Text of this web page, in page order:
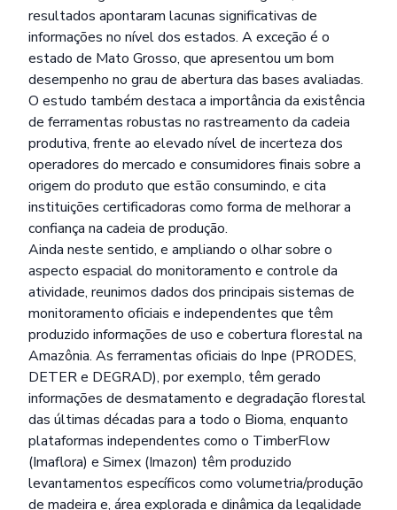
resultados apontaram lacunas significativas de
informações no nível dos estados. A exceção é o
estado de Mato Grosso, que apresentou um bom
desempenho no grau de abertura das bases avaliadas.
O estudo também destaca a importância da existência
de ferramentas robustas no rastreamento da cadeia
produtiva, frente ao elevado nível de incerteza dos
operadores do mercado e consumidores finais sobre a
origem do produto que estão consumindo, e cita
instituições certificadoras como forma de melhorar a
confiança na cadeia de produção.
Ainda neste sentido, e ampliando o olhar sobre o
aspecto espacial do monitoramento e controle da
atividade, reunimos dados dos principais sistemas de
monitoramento oficiais e independentes que têm
produzido informações de uso e cobertura florestal na
Amazônia. As ferramentas oficiais do Inpe (PRODES,
DETER e DEGRAD), por exemplo, têm gerado
informações de desmatamento e degradação florestal
das últimas décadas para a todo o Bioma, enquanto
plataformas independentes como o TimberFlow
(Imaflora) e Simex (Imazon) têm produzido
levantamentos específicos como volumetria/produção
de madeira e, área explorada e dinâmica da legalidade